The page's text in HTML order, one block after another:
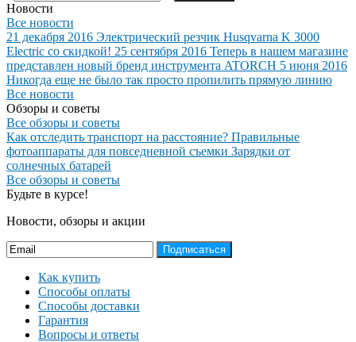
Новости
Все новости
21 декабря 2016 Электрический резчик Husqvarna K 3000
Electric со скидкой! 25 сентября 2016 Теперь в нашем магазине
представлен новый бренд инструмента ATORCH 5 июня 2016
Никогда еще не было так просто пропилить прямую линию
Все новости
Обзоры и советы
Все обзоры и советы
Как отследить транспорт на расстояние? Правильные
фотоаппараты для повседневной съемки Зарядки от
солнечных батарей
Все обзоры и советы
Будьте в курсе!
Новости, обзоры и акции
Подписаться
Как купить
Способы оплаты
Способы доставки
Гарантия
Вопросы и ответы